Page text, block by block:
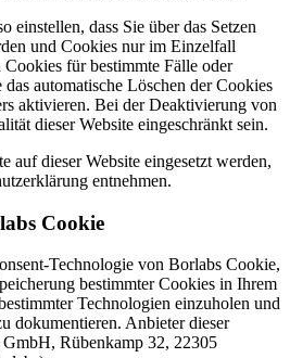
einstellen, dass Sie über das Setzen
und Cookies nur im Einzelfall
für bestimmte Fälle oder
automatische Löschen der Cookies
aktivieren. Bei der Deaktivierung von
dieser Website eingeschränkt sein.
auf dieser Website eingesetzt werden,
entnehmen.
Cookie
Technologie von Borlabs Cookie,
bestimmter Cookies in Ihrem
Technologien einzuholen und
dokumentieren. Anbieter dieser
Rübenkamp 32, 22305